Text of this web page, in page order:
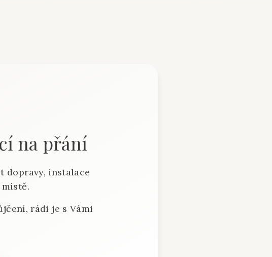
na přání
dopravy, instalace
rádi je s Vámi